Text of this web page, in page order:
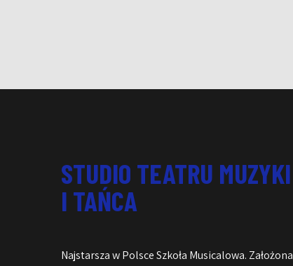
STUDIO TEATRU MUZYKI
I TAŃCA
Najstarsza w Polsce Szkoła Musicalowa. Założona